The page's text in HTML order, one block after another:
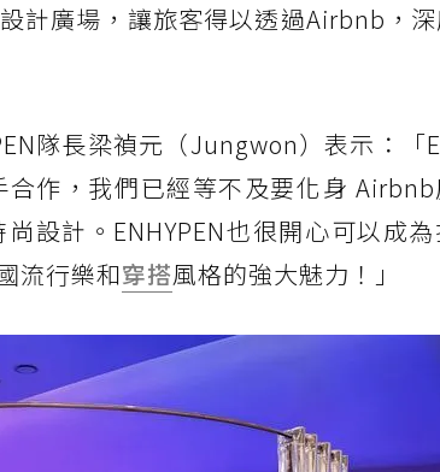
計廣場，讓旅客得以透過Airbnb，
隊長梁禎元（Jungwon）表示：「
作，我們已經等不及要化身
設計。ENHYPEN也很開心可以成
流行樂和穿搭風格的強大魅力！」